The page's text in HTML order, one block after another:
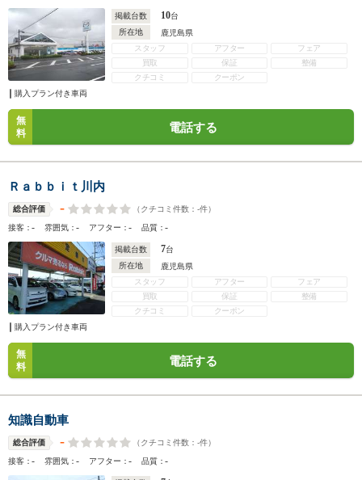
掲載台数 10台
所在地
鹿児島県
スタッフ
アフター
フェア
買取
保証
整備
クチコミ
クーポン
購入プラン付き車両
無
料
電話する
Ｒａｂｂｉｔ川内
総合評価 - （クチコミ件数： -件）
接客：- 雰囲気：- アフター：- 品質：-
掲載台数 7台
所在地
鹿児島県
スタッフ
アフター
フェア
買取
保証
整備
クチコミ
クーポン
購入プラン付き車両
無
料
電話する
知識自動車
総合評価 - （クチコミ件数： -件）
接客：- 雰囲気：- アフター：- 品質：-